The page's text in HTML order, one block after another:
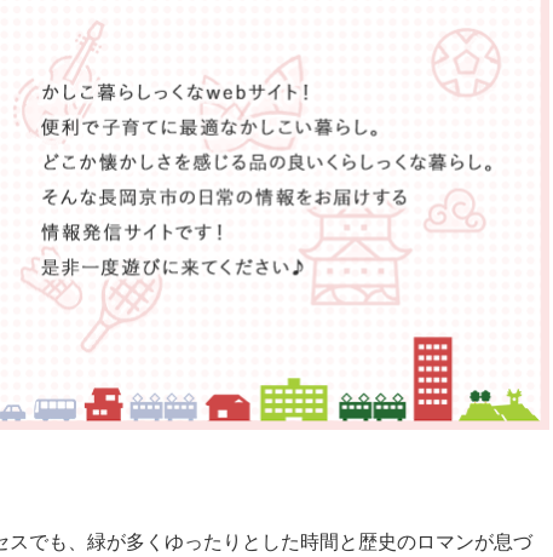
でも、緑が多くゆったりとした時間と歴史のロマンが息づ